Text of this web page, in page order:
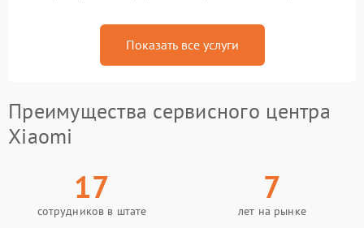
Показать все услуги
Преимущества сервисного центра
Xiaomi
17
сотрудников в штате
7
лет на рынке